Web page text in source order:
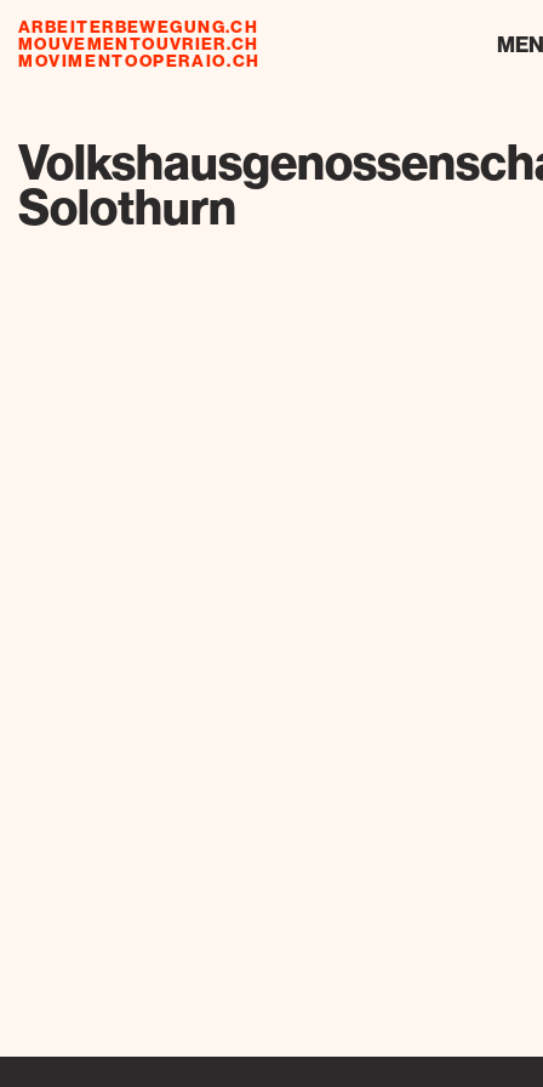
ARBEITERBEWEGUNG.CH
MOUVEMENTOUVRIER.CH
MOVIMENTOOPERAIO.CH
ressources
Solothurn